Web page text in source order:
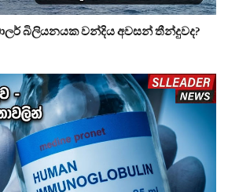
බිලියනයක වන්දිය අවසන් තීන්දුවද?